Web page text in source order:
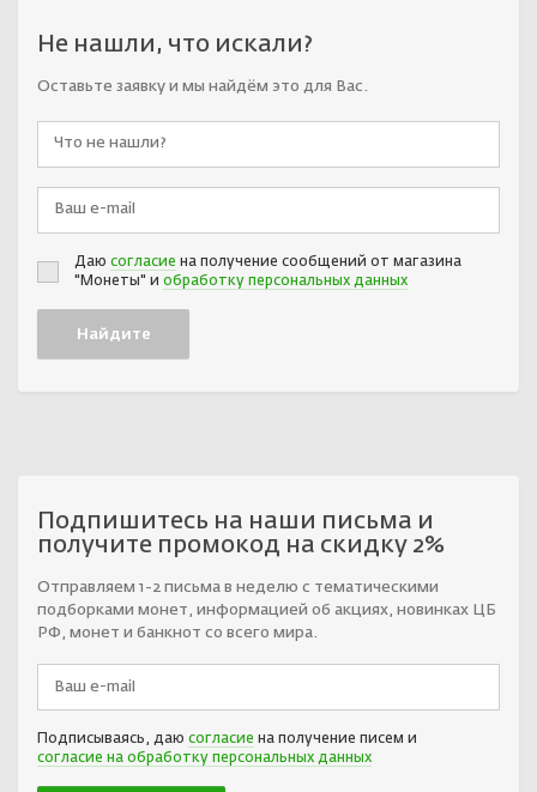
Не нашли, что искали?
Оставьте заявку и мы найдём это для Вас.
Даю согласие на получение сообщений от магазина
"Монеты" и обработку персональных данных
Подпишитесь на наши письма и
получите промокод на скидку 2%
Отправляем 1-2 письма в неделю с тематическими
подборками монет, информацией об акциях, новинках ЦБ
РФ, монет и банкнот со всего мира.
Подписываясь, даю согласие на получение писем и
согласие на обработку персональных данных